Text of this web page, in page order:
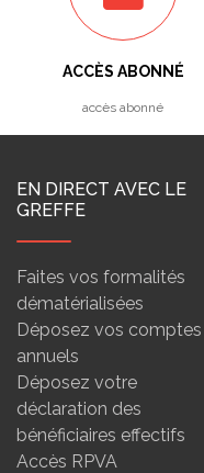
ACCÈS ABONNÉ
accès abonné
EN DIRECT AVEC LE
GREFFE
Faites vos formalités
dématérialisées
Déposez vos comptes
annuels
Déposez votre
déclaration des
bénéficiaires effectifs
Accès RPVA